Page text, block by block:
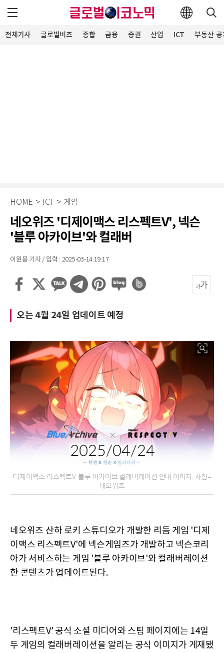
전체기사 글로벌비즈 종합 금융 증권 산업 ICT 부동산·
HOME > ICT > 게임
네오위즈 '디제이맥스 리스펙트V', 넥슨
'블루 아카이브'와 컬래버
이원용 기자 / 입력 : 2025-03-14 19:17
오는 4월 24일 업데이트 예정
디제이맥스 리스펙트V·블루 아카이브 컬래버레이션 안내 이미지. 사진=
네오위즈
네오위즈 산하 로키 스튜디오가 개발한 리듬 게임 '디제
이맥스 리스펙트V'에 넥슨게임즈가 개발하고 넥슨코리
아가 서비스하는 게임 '블루 아카이브'와 컬래버레이션
한 콘텐츠가 업데이트된다.
'리스펙트V' 공식 소셜 미디어와 스팀 페이지에는 14일
두 게임의 컬래버레이션을 알리는 공식 이미지가 게재됐